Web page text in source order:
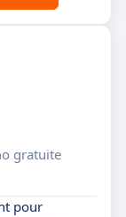
gratuite
pour